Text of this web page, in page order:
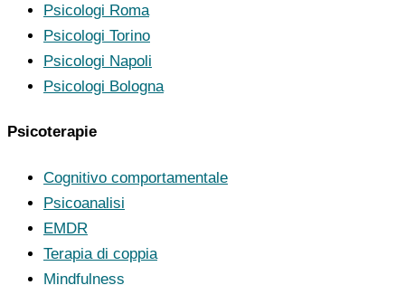
Psicologi Roma
Psicologi Torino
Psicologi Napoli
Psicologi Bologna
Psicoterapie
Cognitivo comportamentale
Psicoanalisi
EMDR
Terapia di coppia
Mindfulness